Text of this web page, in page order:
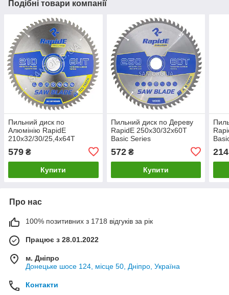
Подібні товари компанії
Пильний диск по
Алюмінію RapidE
210х32/30/25,4х64Т
579 ₴
Купити
Пильний диск по Дереву
RapidE 250х30/32х60Т
Basic Series
572₴
Купити
214
Про нас
100% позитивних з 1718 відгуків за рік
Працює з 28.01.2022
м. Дніпро
Донецьке шосе 124, місце 50, Дніпро, Україна
Контакти